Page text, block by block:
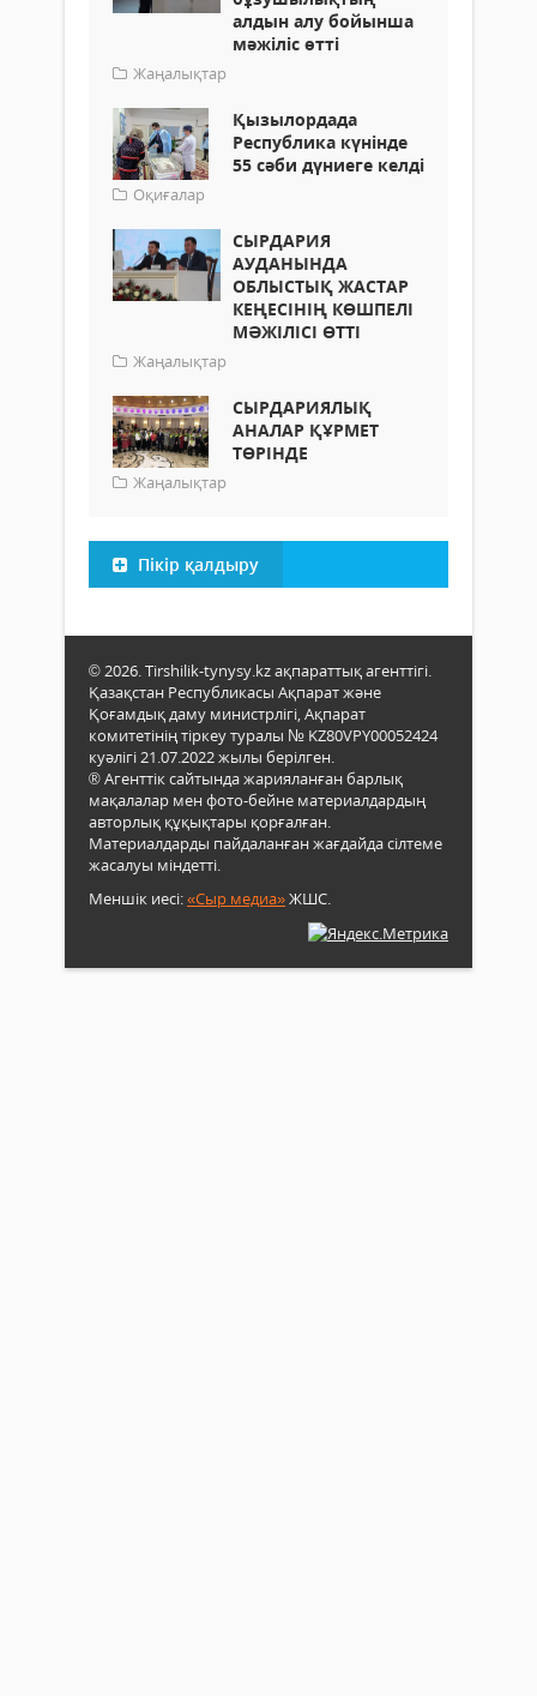
алдын алу бойынша
мәжіліс өтті
Жаңалықтар
Қызылордада
Республика күнінде
55 сәби дүниеге келді
Оқиғалар
СЫРДАРИЯ
АУДАНЫНДА
ОБЛЫСТЫҚ ЖАСТАР
КЕҢЕСІНІҢ КӨШПЕЛІ
МӘЖІЛІСІ ӨТТІ
Жаңалықтар
СЫРДАРИЯЛЫҚ
АНАЛАР ҚҰРМЕТ
ТӨРІНДЕ
Жаңалықтар
Пікір қалдыру
© 2026. Tirshilik-tynysy.kz ақпараттық агенттігі.
Қазақстан Республикасы Ақпарат және
Қоғамдық даму министрлігі, Ақпарат
комитетінің тіркеу туралы № KZ80VPY00052424
куәлігі 21.07.2022 жылы берілген.
® Агенттік сайтында жарияланған барлық
мақалалар мен фото-бейне материалдардың
авторлық құқықтары қорғалған.
Материалдарды пайдаланған жағдайда сілтеме
жасалуы міндетті.
Меншік иесі:«Сыр медиа»ЖШС.